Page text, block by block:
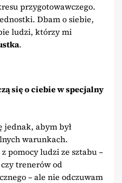
przygotowawczego.
Dbam o siebie,
ludzi, którzy mi
.
się o ciebie w specjalny
jednak, abym był
warunkach.
pomocy ludzi ze sztabu –
trenerów od
– ale nie odczuwam